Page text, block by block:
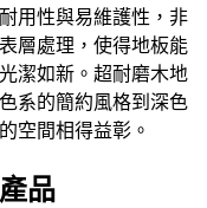
用性與易維護性，非
層處理，使得地板能
潔如新。超耐磨木地
系的簡約風格到深色
空間相得益彰。
品